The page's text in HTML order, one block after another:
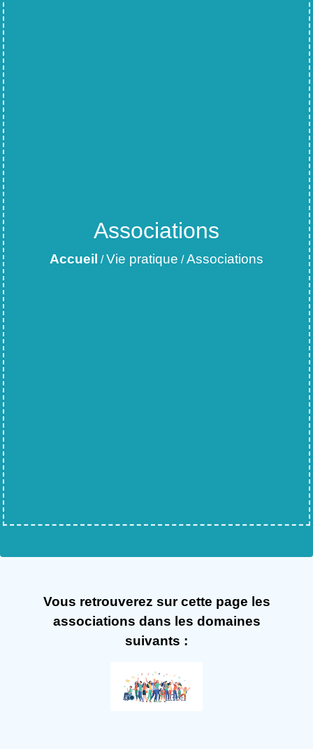
Associations
Accueil /Vie pratique /Associations
Vous retrouverez sur cette page les
associations dans les domaines
suivants :